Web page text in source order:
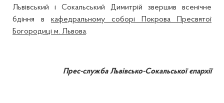
Львівський і Сокальський Димитрій звершив всенічне
бдіння в кафедральному соборі Покрова Пресвятої
Богородиці м. Львова.
Прес-служба Львівсько-Сокальської єпархії